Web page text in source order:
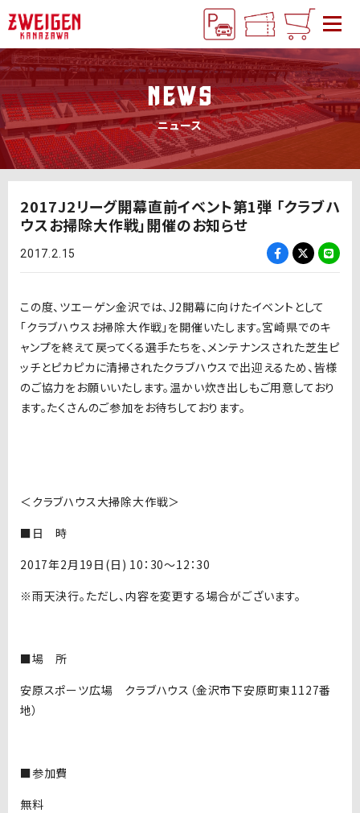
NEWS
ニュース
2017J2リーグ開幕直前イベント第1弾 「クラブハ
ウスお掃除大作戦」開催のお知らせ
2017.2.15
この度、ツエーゲン金沢では、J2開幕に向けたイベントとして
「クラブハウスお掃除大作戦」を開催いたします。宮崎県でのキ
ャンプを終えて戻ってくる選手たちを、メンテナンスされた芝生ピ
ッチとピカピカに清掃されたクラブハウスで出迎えるため、皆様
のご協力をお願いいたします。温かい炊き出しもご用意しており
ます。たくさんのご参加をお待ちしております。
＜クラブハウス大掃除大作戦＞
■日 時
2017年2月19日(日) 10：30～12：30
※雨天決行。ただし、内容を変更する場合がございます。
■場 所
安原スポーツ広場 クラブハウス（金沢市下安原町東1127番
地）
■参加費
無料